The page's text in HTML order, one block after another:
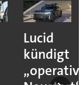
Lucid
kündigt